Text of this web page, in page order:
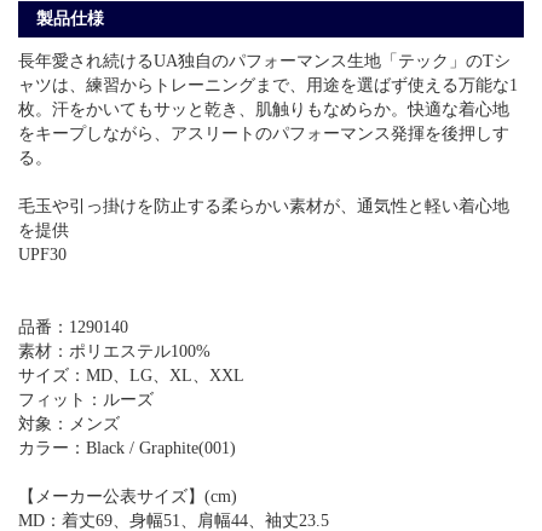
製品仕様
長年愛され続けるUA独自のパフォーマンス生地「テック」のTシ
ャツは、練習からトレーニングまで、用途を選ばず使える万能な1
枚。汗をかいてもサッと乾き、肌触りもなめらか。快適な着心地
をキープしながら、アスリートのパフォーマンス発揮を後押しす
る。
毛玉や引っ掛けを防止する柔らかい素材が、通気性と軽い着心地
を提供
UPF30
品番：1290140
素材：ポリエステル100%
サイズ：MD、LG、XL、XXL
フィット：ルーズ
対象：メンズ
カラー：Black / Graphite(001)
【メーカー公表サイズ】(cm)
MD：着丈69、身幅51、肩幅44、袖丈23.5